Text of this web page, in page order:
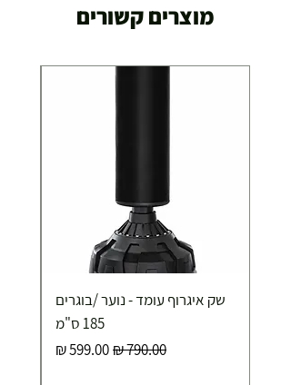
מוצרים קשורים
שק איגרוף עומד - נוער /בוגרים
185 ס"מ
מחיר רגילמחיר מבצע